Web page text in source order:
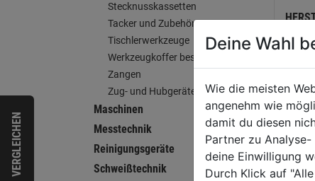
VERGLEICHEN
Stecknusskassetten
Tacker und Zubehör
Tischlerwerkzeuge
Werkzeugkoffer bestückt
Zangen
Zug- und Hubgeräte
Maschinen
Messtechnik
Reinigungsgeräte
Schweißtechnik
Deine Wahl
Wie die meisten
angenehm wie
damit du diesen
Partner zu
deine Einwilligung
Durch Klick auf